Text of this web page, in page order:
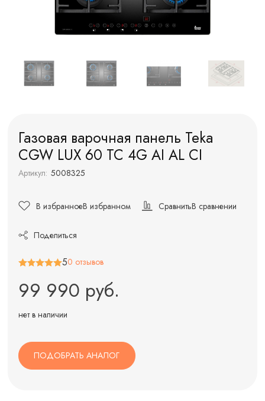
Газовая варочная панель Teka
CGW LUX 60 TC 4G AI AL CI
Артикул: 5008325
В избранноеВ избранном СравнитьВ сравнении
Поделиться
50 отзывов
99 990 руб.
нет в наличии
ПОДОБРАТЬ АНАЛОГ